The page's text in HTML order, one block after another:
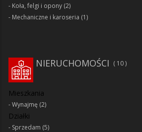
Koła, felgi i opony (2)
Mechaniczne i karoseria (1)
NIERUCHOMOŚCI 10
Mieszkania
Wynajmę (2)
Działki
Sprzedam (5)